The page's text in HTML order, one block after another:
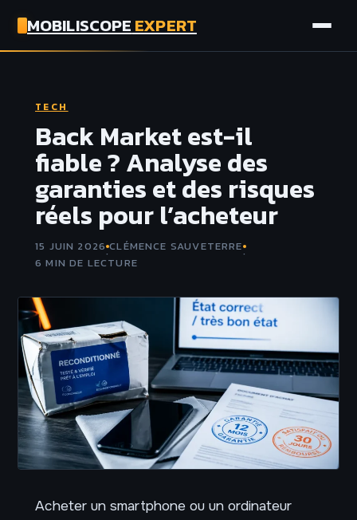
MOBILISCOPEEXPERT
ASSURANCE
TECH
TECH
Back Market est-il
fiable ? Analyse des
garanties et des risques
réels pour l’acheteur
15 JUIN 2026·CLÉMENCE SAUVETERRE·
6 MIN DE LECTURE
Acheter un smartphone ou un ordinateur